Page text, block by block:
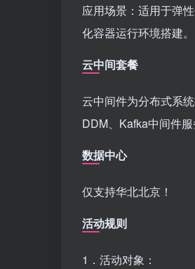
应用场景：适用于弹
化容器运行环境搭建。
云中间套餐
云中间件为分布式系
DDM、Kafka中间件
数据中心
仅支持华北北京！
活动规则
1．活动对象：